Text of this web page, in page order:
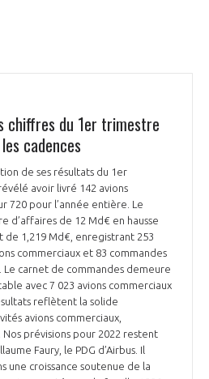
NOS ADHÉRENTS
COHÉRENT
AÉRONAUTIQUE ET SPATIALE
1
12
chiffres du 1er trimestre
cadences
de ses résultats du 1er
avoir livré 142 avions
720 pour l’année entière. Le
d’affaires de 12 Md€ en hausse
de 1,219 Md€, enregistrant 253
commerciaux et 83 commandes
Le carnet de commandes demeure
avec 7 023 avions commerciaux
reflètent la solide
avions commerciaux,
prévisions pour 2022 restent
Faury, le PDG d’Airbus. Il
une croissance soutenue de la
et développez
d'adhérer au GIFAS.
données sectorielles,
...